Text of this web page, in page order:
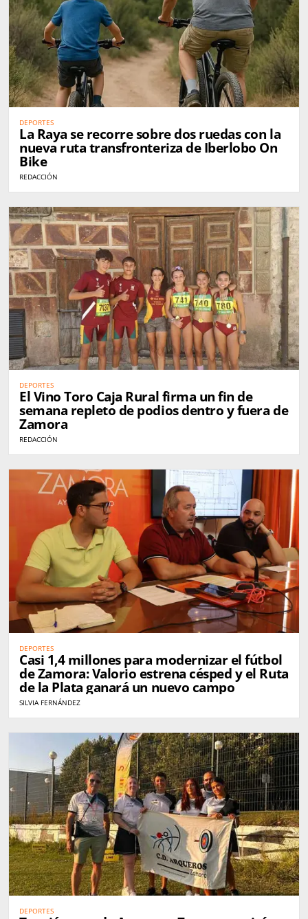
DEPORTES
La Raya se recorre sobre dos ruedas con la
nueva ruta transfronteriza de Iberlobo On
Bike
REDACCIÓN
DEPORTES
El Vino Toro Caja Rural firma un fin de
semana repleto de podios dentro y fuera de
Zamora
REDACCIÓN
DEPORTES
Casi 1,4 millones para modernizar el fútbol
de Zamora: Valorio estrena césped y el Ruta
de la Plata ganará un nuevo campo
SILVIA FERNÁNDEZ
DEPORTES